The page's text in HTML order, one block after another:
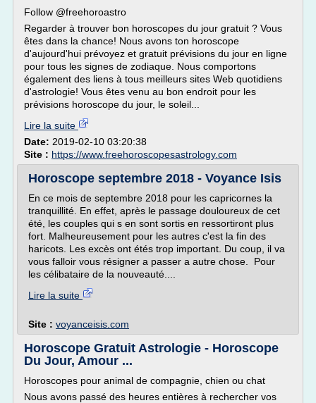
Follow @freehoroastro
Regarder à trouver bon horoscopes du jour gratuit ? Vous
êtes dans la chance! Nous avons ton horoscope
d'aujourd'hui prévoyez et gratuit prévisions du jour en ligne
pour tous les signes de zodiaque. Nous comportons
également des liens à tous meilleurs sites Web quotidiens
d'astrologie! Vous êtes venu au bon endroit pour les
prévisions horoscope du jour, le soleil...
Lire la suite
Date: 2019-02-10 03:20:38
Site : https://www.freehoroscopesastrology.com
Horoscope septembre 2018 - Voyance Isis
En ce mois de septembre 2018 pour les capricornes la
tranquillité. En effet, après le passage douloureux de cet
été, les couples qui s en sont sortis en ressortiront plus
fort. Malheureusement pour les autres c'est la fin des
haricots. Les excès ont étés trop important. Du coup, il va
vous falloir vous résigner a passer a autre chose. Pour
les célibataire de la nouveauté....
Lire la suite
Site : voyanceisis.com
Horoscope Gratuit Astrologie - Horoscope
Du Jour, Amour ...
Horoscopes pour animal de compagnie, chien ou chat
Nous avons passé des heures entières à rechercher vos